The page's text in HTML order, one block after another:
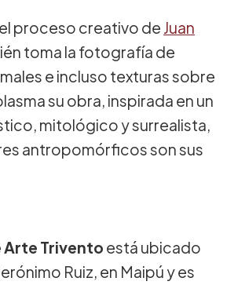
proceso creativo de Juan
toma la fotografía de
e incluso texturas sobre
su obra, inspirada en un
mitológico y surrealista,
antropomórficos son sus
Arte Trivento está ubicado
Ruiz, en Maipú y es